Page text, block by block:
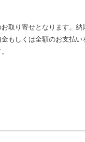
取り寄せとなります。
もしくは全額のお支払